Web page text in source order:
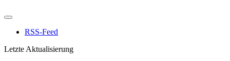
RSS-Feed
Letzte Aktualisierung